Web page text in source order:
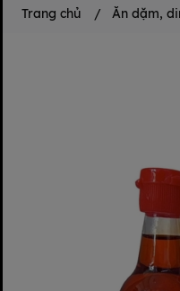
Trang chủ / Ăn dặm,